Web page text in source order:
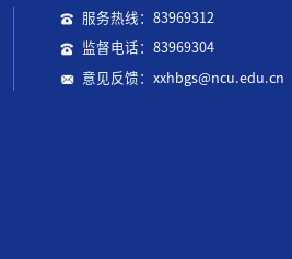
服务热线：83969312
监督电话：83969304
意见反馈：xxhbgs@ncu.edu.cn